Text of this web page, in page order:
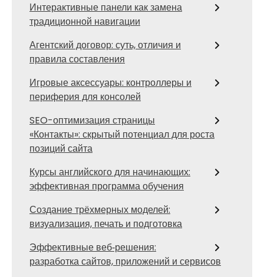
Интерактивные панели как замена
традиционной навигации
Агентский договор: суть, отличия и
правила составления
Игровые аксессуары: контроллеры и
периферия для консолей
SEO-оптимизация страницы
«Контакты»: скрытый потенциал для роста
позиций сайта
Курсы английского для начинающих:
эффективная программа обучения
Создание трёхмерных моделей:
визуализация, печать и подготовка
Эффективные веб‑решения:
разработка сайтов, приложений и сервисов